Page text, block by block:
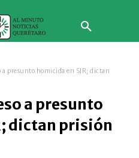
a presunto homicida en SJR; dictan
a presunto
dictan prisión